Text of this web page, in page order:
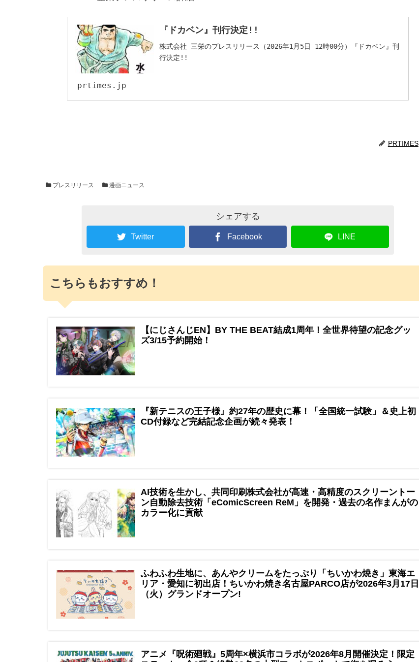
『ドカベン』刊行決定!!
株式会社 三栄のプレスリリース（2026年1月5日 12時00分）『ドカベン』刊
行決定!!
prtimes.jp
PRTIMES
プレスリリース 漫画ニュース
シェアする
Twitter Facebook LINE
こちらもおすすめ！
【にじさんじEN】BY THE BEAT結成1周年！全世界待望の記念グッ
ズ3/15予約開始！
『新テニスの王子様』約27年の歴史に幕！「全国統一試験」＆史上初
CD付録など完結記念企画が続々発表！
AI技術を生かし、共同印刷株式会社が高速・高精度のスクリーントー
ン自動除去技術「eComicScreen ReM」を開発・過去の名作まんがの
カラー化に貢献
ふわふわ生地に、あんやクリームをたっぷり「ちいかわ焼き」東海エ
リア・愛知に初出店！ちいかわ焼き名古屋PARCO店が2026年3月17日
（火）グランドオープン!
アニメ『呪術廻戦』5周年×横浜市コラボが2026年8月開催決定！限定